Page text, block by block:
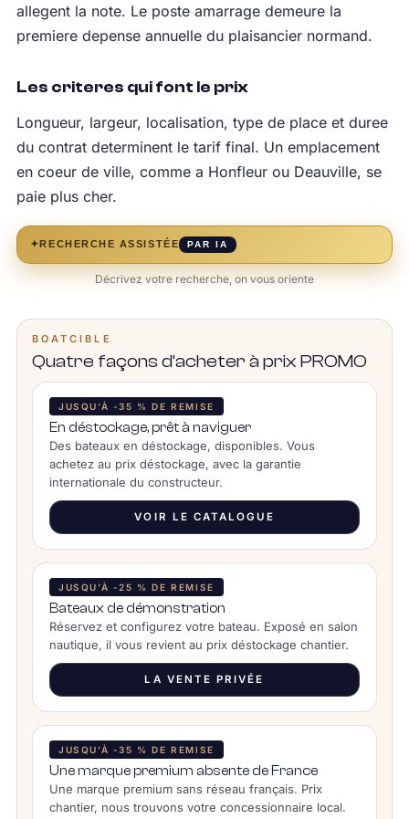
allegent la note. Le poste amarrage demeure la
premiere depense annuelle du plaisancier normand.
Les criteres qui font le prix
Longueur, largeur, localisation, type de place et duree
du contrat determinent le tarif final. Un emplacement
en coeur de ville, comme a Honfleur ou Deauville, se
paie plus cher.
✦ RECHERCHE ASSISTÉE PAR IA
Décrivez votre recherche, on vous oriente
BOATCIBLE
Quatre façons d’acheter à prix PROMO
JUSQU’À -35 % DE REMISE
En déstockage, prêt à naviguer
Des bateaux en déstockage, disponibles. Vous
achetez au prix déstockage, avec la garantie
internationale du constructeur.
VOIR LE CATALOGUE
JUSQU’À -25 % DE REMISE
Bateaux de démonstration
Réservez et configurez votre bateau. Exposé en salon
nautique, il vous revient au prix déstockage chantier.
LA VENTE PRIVÉE
JUSQU’À -35 % DE REMISE
Une marque premium absente de France
Une marque premium sans réseau français. Prix
chantier, nous trouvons votre concessionnaire local.